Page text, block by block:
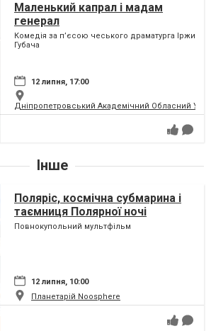
Маленький капрал і мадам
генерал
Комедія за пʼєсою чеського драматурга Іржи
Губача
12 липня, 17:00
Дніпропетровський Академічний Обласний
Інше
Поляріс, космічна субмарина і
таємниця Полярної ночі
Повнокупольний мультфільм
12 липня, 10:00
Планетарій Noosphere